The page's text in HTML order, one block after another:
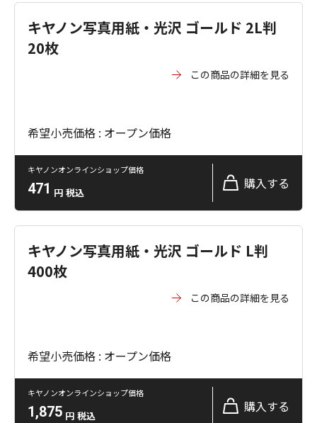
キヤノン写真用紙・光沢 ゴールド 2L判
20枚
この商品の詳細を見る
希望小売価格 : オープン価格
キヤノンオンラインショップ価格
471 円 税込
購入する
キヤノン写真用紙・光沢 ゴールド L判
400枚
この商品の詳細を見る
希望小売価格 : オープン価格
キヤノンオンラインショップ価格
1,875 円 税込
購入する